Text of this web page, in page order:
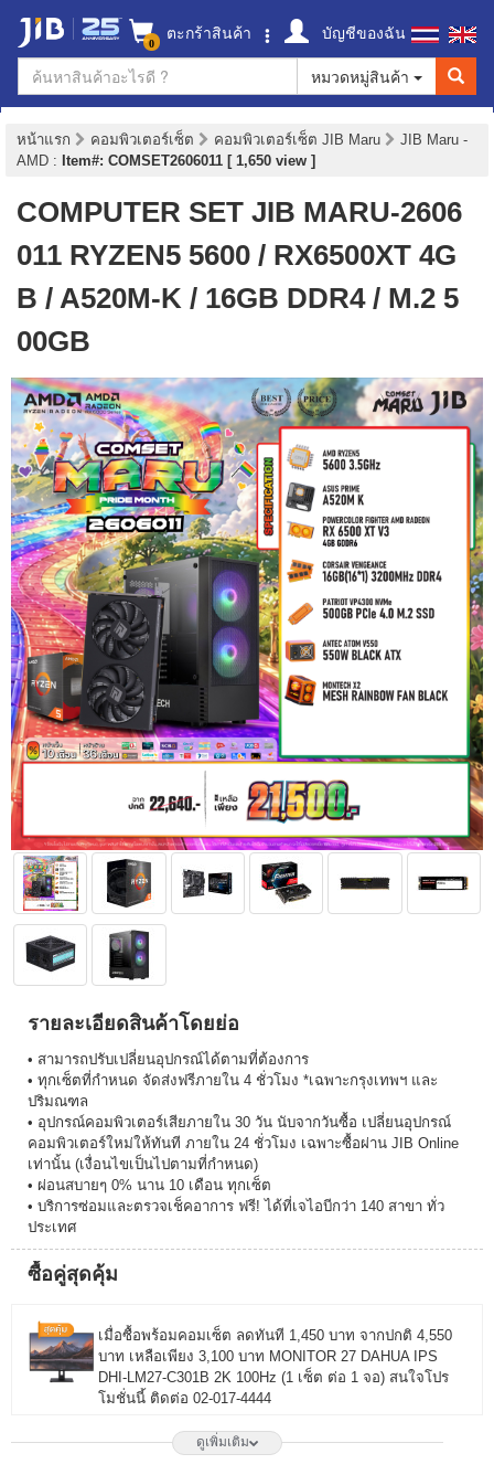
0 ตะกร้าสินค้า
บัญชีของฉัน
หมวดหมู่สินค้า
หน้าแรก คอมพิวเตอร์เซ็ต คอมพิวเตอร์เซ็ต JIB Maru
JIB Maru -
AMD : Item#: COMSET2606011 [ 1,650 view ]
COMPUTER SET JIB MARU-2606
011 RYZEN5 5600 / RX6500XT 4G
B / A520M-K / 16GB DDR4 / M.2 5
00GB
รายละเอียดสินค้าโดยย่อ
• สามารถปรับเปลี่ยนอุปกรณ์ได้ตามที่ต้องการ
• ทุกเซ็ตที่กำหนด จัดส่งฟรีภายใน 4 ชั่วโมง *เฉพาะกรุงเทพฯ และ
ปริมณฑล
• อุปกรณ์คอมพิวเตอร์เสียภายใน 30 วัน นับจากวันซื้อ เปลี่ยนอุปกรณ์
คอมพิวเตอร์ใหม่ให้ทันที ภายใน 24 ชั่วโมง เฉพาะซื้อผ่าน JIB Online
เท่านั้น (เงื่อนไขเป็นไปตามที่กำหนด)
• ผ่อนสบายๆ 0% นาน 10 เดือน ทุกเซ็ต
• บริการซ่อมและตรวจเช็คอาการ ฟรี! ได้ที่เจไอบีกว่า 140 สาขา ทั่ว
ประเทศ
ซื้อคู่สุดคุ้ม
เมื่อซื้อพร้อมคอมเซ็ต ลดทันที 1,450 บาท จากปกติ 4,550
บาท เหลือเพียง 3,100 บาท MONITOR 27 DAHUA IPS
DHI-LM27-C301B 2K 100Hz (1 เซ็ต ต่อ 1 จอ) สนใจโปร
โมชั่นนี้ ติดต่อ 02-017-4444
เมื่อซื้อพร้อมคอมเซ็ต ลดทันที 1,750 บาท จากปกติ 6,650
ดูเพิ่มเติม